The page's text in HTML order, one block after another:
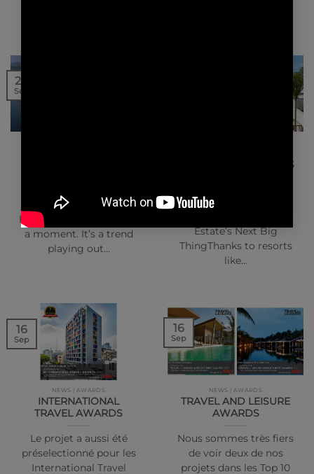
Biophilic Design
Hotels.Plants are having
a moment. It’s a trend
playing out…
20
Sep
DIGEST – SILVERSANDS
Why the Tiny Island of
Estate’s Next Big
ThingThanks to resorts
like…
NEWS | AWARDS
INTERNATIONAL
TRAVEL AWARDS
Le projet a aussi été
préselectionné pour les
International Travel
16
Sep
NEWS | AWARDS
TRAVEL AND LEISURE
AWARDS
Nous sommes très fiers
de voir deux de nos
projets dans les Top 10
16
Sep